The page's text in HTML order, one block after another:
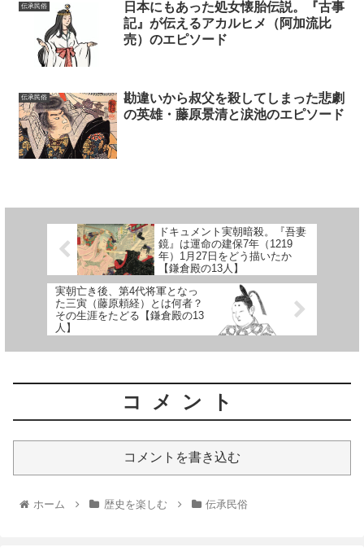
伝承民俗
日本にもあった処女懐胎伝説。『古事
記』が伝えるアカルヒメ（阿加流比
売）のエピソード
伝承民俗
勘違いから叔父を殺してしまった悲劇
の英雄・藤原景清と涙池のエピソード
ドキュメント実朝暗殺。『吾妻
鏡』は運命の建保7年（1219
年）1月27日をどう描いたか
【鎌倉殿の13人】
実朝亡き後、第4代将軍となっ
た三寅（藤原頼経）とは何者？
その生涯をたどる【鎌倉殿の13
人】
コメント
コメントを書き込む
ホーム 歴史を楽しむ 伝承民俗